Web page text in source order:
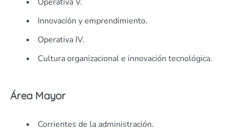
Innovación y emprendimiento.
Operativa IV.
Cultura organizacional e innovación tecnológica.
Área Mayor
Corrientes de la administración.